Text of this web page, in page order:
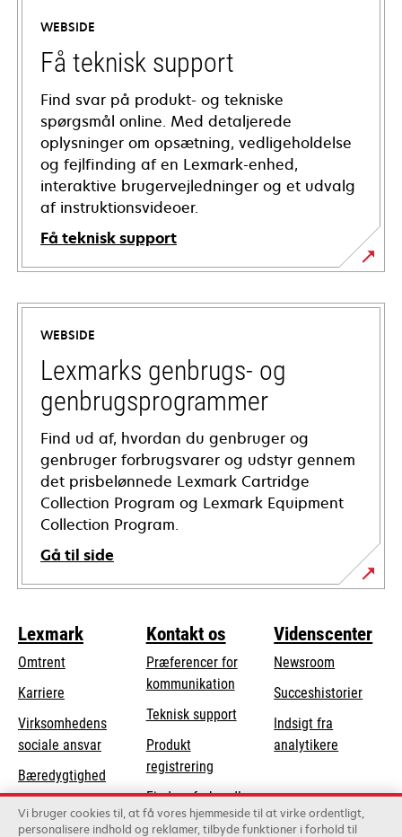
WEBSIDE
Få teknisk support
Find svar på produkt- og tekniske
spørgsmål online. Med detaljerede
oplysninger om opsætning, vedligeholdelse
og fejlfinding af en Lexmark-enhed,
interaktive brugervejledninger og et udvalg
af instruktionsvideoer.
Få teknisk support
opens
in
new
tab
WEBSIDE
Lexmarks genbrugs- og
genbrugsprogrammer
Find ud af, hvordan du genbruger og
genbruger forbrugsvarer og udstyr gennem
det prisbelønnede Lexmark Cartridge
Collection Program og Lexmark Equipment
Collection Program.
Gå til side
Lexmark
Omtrent
Karriere
Virksomhedens
sociale ansvaropens
in
a
new
tab
Bæredygtighed
Lexmark-partnere
Kontakt os
Præferencer for
kommunikation
Teknisk supportopens
tab
Produkt
registrering
Find en forhandler
Liste over
Videnscenter
Newsroom
Succeshistorier
Indsigt fra
analytikere
Vi bruger cookies til, at få vores hjemmeside til at virke ordentligt,
personalisere indhold og reklamer, tilbyde funktioner i forhold til